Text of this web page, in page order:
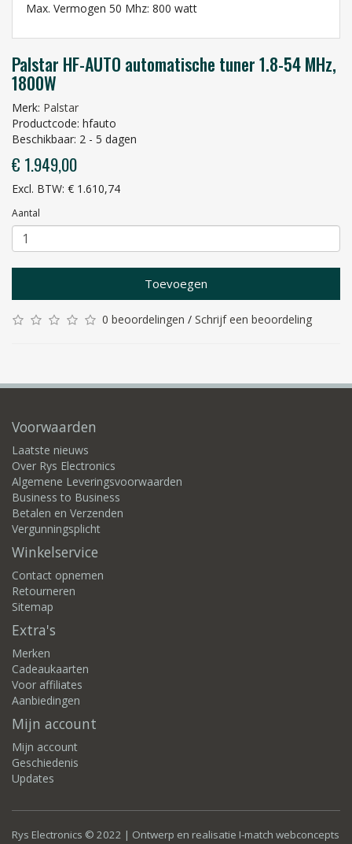
Max. Vermogen 50 Mhz: 800 watt
Palstar HF-AUTO automatische tuner 1.8-54 MHz,
1800W
Merk: Palstar
Productcode: hfauto
Beschikbaar: 2 - 5 dagen
€ 1.949,00
Excl. BTW: € 1.610,74
Aantal
Toevoegen
0 beoordelingen / Schrijf een beoordeling
Voorwaarden
Laatste nieuws
Over Rys Electronics
Algemene Leveringsvoorwaarden
Business to Business
Betalen en Verzenden
Vergunningsplicht
Winkelservice
Contact opnemen
Retourneren
Sitemap
Extra's
Merken
Cadeaukaarten
Voor affiliates
Aanbiedingen
Mijn account
Mijn account
Geschiedenis
Updates
Rys Electronics © 2022 | Ontwerp en realisatie I-match webconcepts